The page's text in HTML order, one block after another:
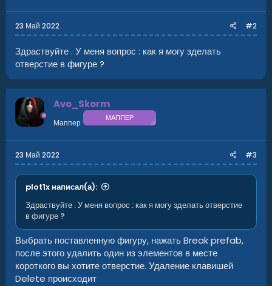
23 Май 2022 #2
Здраствуйте . У меня вопрос : как я могу зделать
отверстие в фигуре ?
Avo_Skorm
Маппер МАППЕР
23 Май 2022 #3
plot1x написал(а):
Здраствуйте . У меня вопрос : как я могу зделать отверстие
в фигуре ?
Выбрать поставленную фигуру, нажать Break prefab,
после этого удалить один из элементов в месте
короткого вы хотите отверстие. Удаление клавишей
Delete происходит